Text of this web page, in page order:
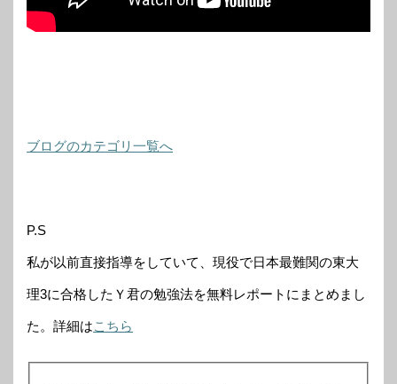
ブログのカテゴリ一覧へ
P.S
私が以前直接指導をしていて、現役で日本最難関の東大
理3に合格したＹ君の勉強法を無料レポートにまとめまし
た。詳細はこちら